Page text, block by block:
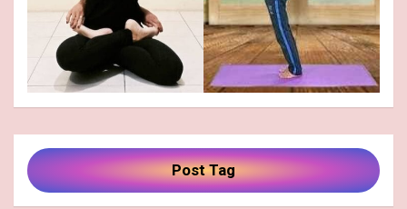
Post Tag